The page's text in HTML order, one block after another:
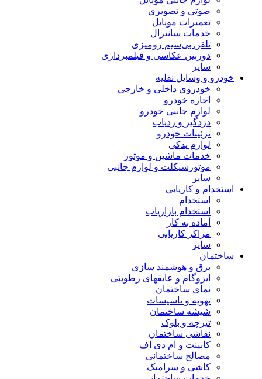
صوتی و تصویری
تعمیرات موبایل
خدمات سانترال
تلفن بی‌سیم رومیزی
دوربین عکاسی و فیلمبرداری
سایر
خودرو و وسایل نقلیه
خودروی داخلی و خارجی
اجاره خودرو
لوازم جانبی خودرو
دزدگیر و ردیاب
تزئینات خودرو
لوازم یدکی
خدمات ماشین و موتور
موتورسیکلت و لوازم جانبی
سایر
استخدام و کاریابی
استخدام
استخدام بازاریاب
آماده به کار
مراکز کاریابی
سایر
ساختمان
برق و هوشمند سازی
ایزوگام و عایقهای رطوبتی
نمای ساختمان
تهویه و تاسیسات
شیشه ساختمان
تیرچه و بلوک
نقاشی ساختمان
کابینت و ام دی اف
مصالح ساختمانی
کاشی و سرامیک